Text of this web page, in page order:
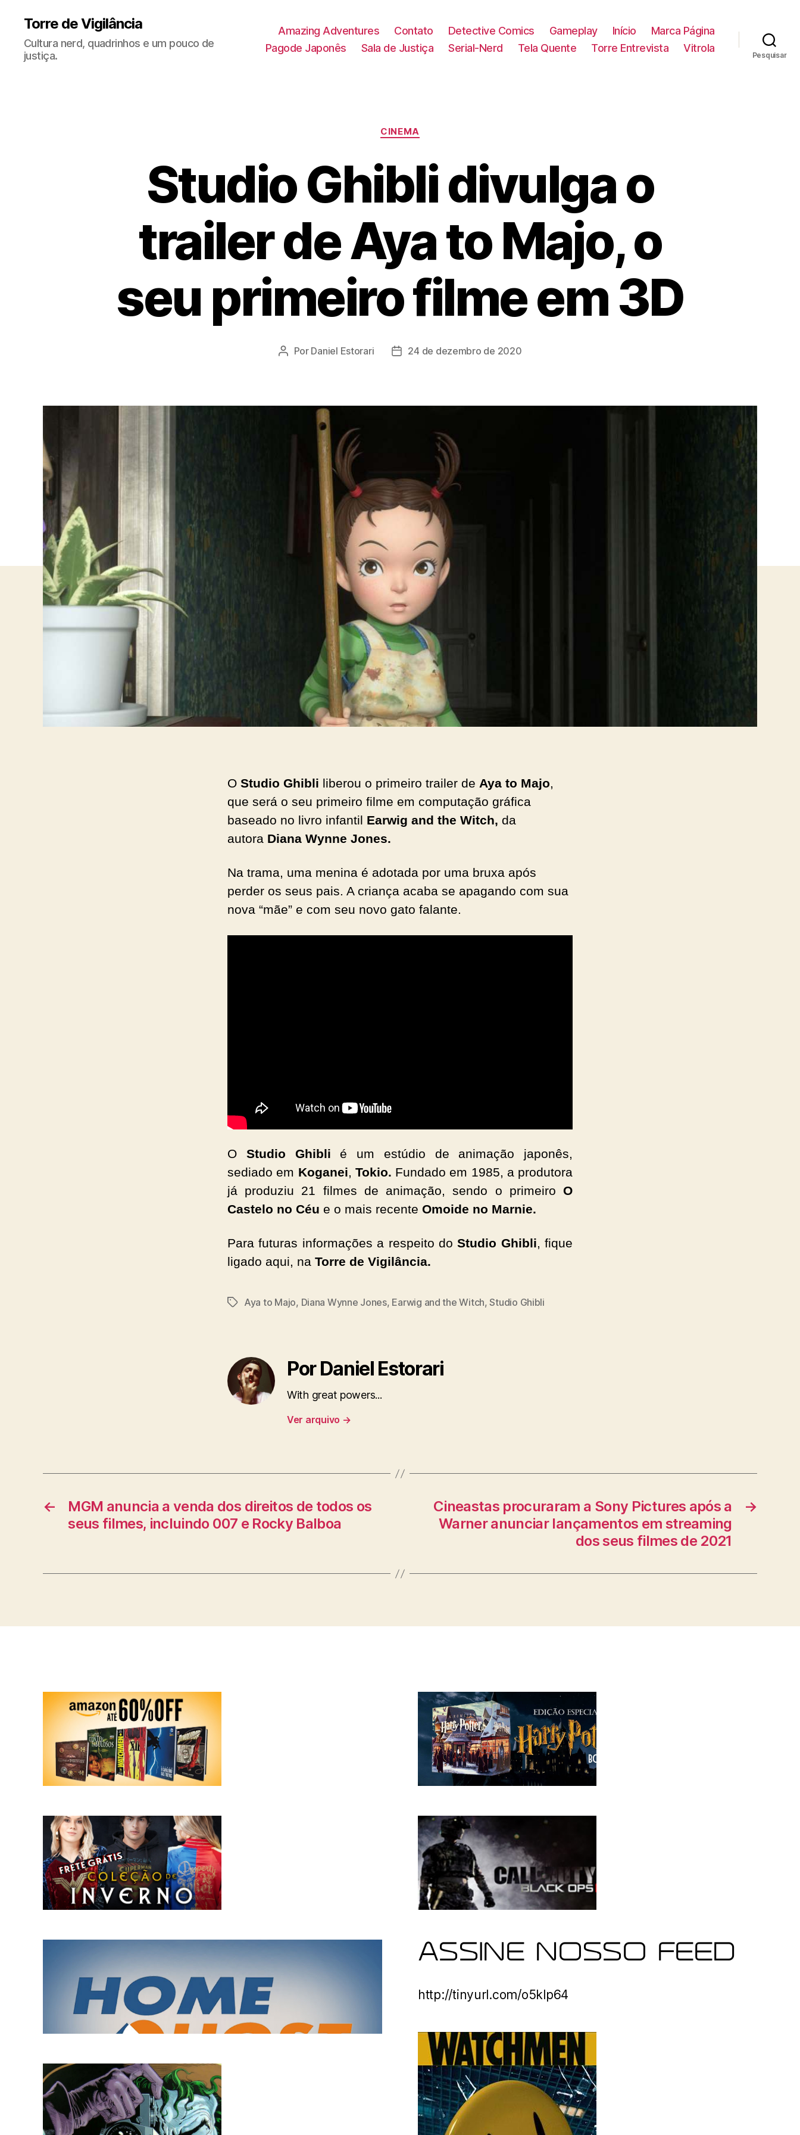
Torre de Vigilância
Cultura nerd, quadrinhos e um pouco de
justiça.
Amazing Adventures Contato Detective Comics Gameplay Início
Marca Página
Pagode Japonês
Sala de Justiça Serial-Nerd Tela Quente Torre Entrevista Vitrola
Pesquisar
Categorias
CINEMA
Studio Ghibli divulga o
trailer de Aya to Majo, o
seu primeiro filme em 3D
Autor
Por Daniel Estorari
Data24 de dezembro de 2020
O Studio Ghibli liberou o primeiro trailer de Aya to Majo,
que será o seu primeiro filme em computação gráfica
baseado no livro infantil Earwig and the Witch, da
autora Diana Wynne Jones.
Na trama, uma menina é adotada por uma bruxa após
perder os seus pais. A criança acaba se apagando com sua
nova “mãe” e com seu novo gato falante.
O Studio Ghibli é um estúdio de animação japonês,
sediado em Koganei, Tokio. Fundado em 1985, a produtora
já produziu 21 filmes de animação, sendo o primeiro O
Castelo no Céu e o mais recente Omoide no Marnie.
Para futuras informações a respeito doStudio Ghibli, fique
ligado aqui, na Torre de Vigilância.
TagsAya to Majo, Diana Wynne Jones, Earwig and the Witch,Studio Ghibli
Por Daniel Estorari
With great powers...
Ver arquivo →
←
MGM anuncia a venda dos direitos de todos os
seus filmes, incluindo 007 e Rocky Balboa
→
Cineastas procuraram a Sony Pictures após a
Warner anunciar lançamentos em streaming
dos seus filmes de 2021
ASSINE NOSSO FEED
http://tinyurl.com/o5klp64